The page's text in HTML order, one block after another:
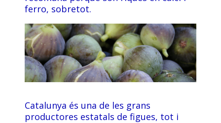
ferro, sobretot.
Catalunya és una de les grans
productores estatals de figues, tot i